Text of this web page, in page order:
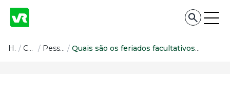
Conteúdo
Home/ Conteúdo / Pessoas e Cultura / Quais são os feriados facultativos de 2026 e como comunicar para os funcionários e funcionárias?